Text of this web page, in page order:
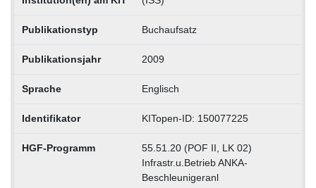
Publikationstyp Buchaufsatz
Publikationsjahr 2009
Sprache Englisch
Identifikator KITopen-ID: 150077225
HGF-Programm
55.51.20 (POF II, LK 02)
Infrastr.u.Betrieb ANKA-
Beschleunigeranl